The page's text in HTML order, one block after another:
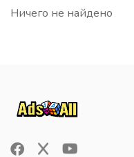
Ничего не найдено